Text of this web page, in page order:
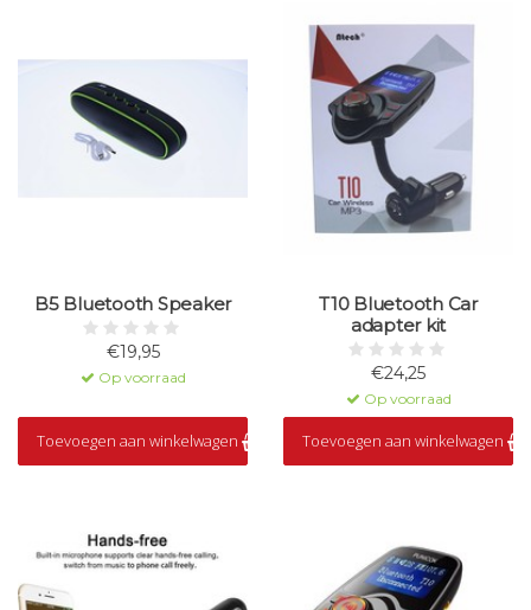
B5 Bluetooth Speaker
€19,95
Op voorraad
Toevoegen aan winkelwagen
T10 Bluetooth Car
adapter kit
€24,25
Op voorraad
Toevoegen aan winkelwagen